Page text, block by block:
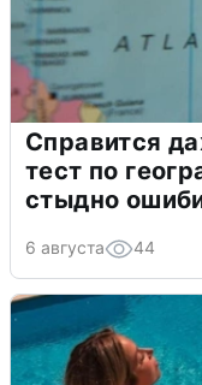
Справится
тест по
стыдно
6 августа 44